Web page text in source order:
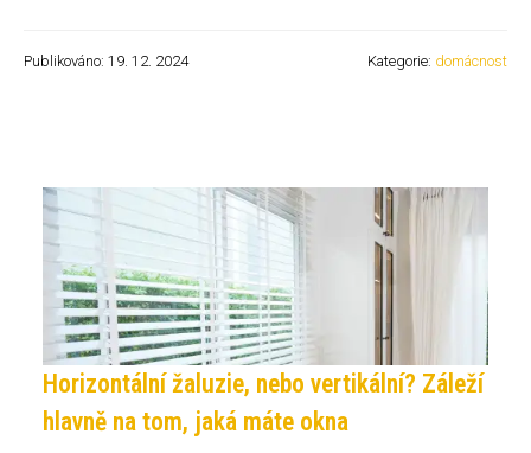
Publikováno: 19. 12. 2024 Kategorie: domácnost
Horizontální žaluzie, nebo vertikální? Záleží
hlavně na tom, jaká máte okna